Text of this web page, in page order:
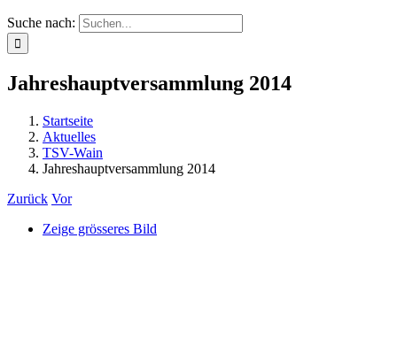
Suche nach:
Jahreshauptversammlung 2014
Startseite
Aktuelles
TSV-Wain
Jahreshauptversammlung 2014
Zurück Vor
Zeige grösseres Bild